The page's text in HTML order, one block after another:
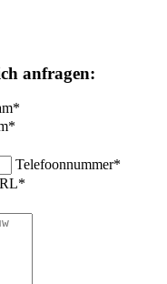
anfragen:
Telefoonnummer*